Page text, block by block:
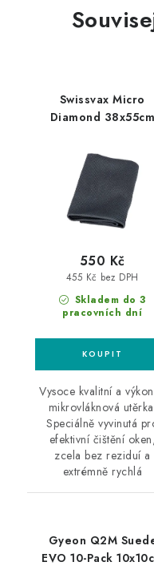
Swissvax Micro
Diamond 38x55cm
Skladem do 3
pracovních dní
455 Kč bez DPH
550 Kč
Vysoce kvalitní a
mikrovláknová
Speciálně vyvinutá
efektivní čištění oken,
zcela bez reziduí a
extrémně rychlá
Gyeon Q2M
EVO 10-Pack